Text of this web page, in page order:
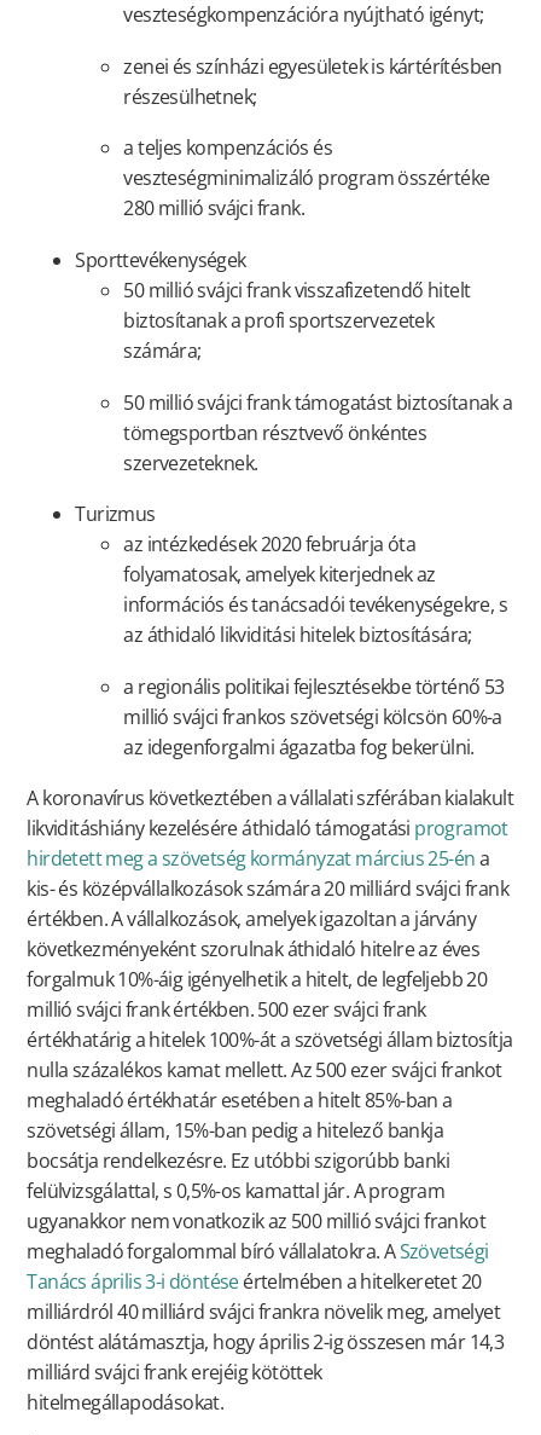
veszteségkompenzációra nyújtható igényt;
zenei és színházi egyesületek is kártérítésben
részesülhetnek;
a teljes kompenzációs és
veszteségminimalizáló program összértéke
280 millió svájci frank.
Sporttevékenységek
50 millió svájci frank visszafizetendő hitelt
biztosítanak a profi sportszervezetek
számára;
50 millió svájci frank támogatást biztosítanak a
tömegsportban résztvevő önkéntes
szervezeteknek.
Turizmus
az intézkedések 2020 februárja óta
folyamatosak, amelyek kiterjednek az
információs és tanácsadói tevékenységekre, s
az áthidaló likviditási hitelek biztosítására;
a regionális politikai fejlesztésekbe történő 53
millió svájci frankos szövetségi kölcsön 60%-a
az idegenforgalmi ágazatba fog bekerülni.
A koronavírus következtében a vállalati szférában kialakult
likviditáshiány kezelésére áthidaló támogatási programot
hirdetett meg a szövetség kormányzat március 25-éna
kis- és középvállalkozások számára 20 milliárd svájci frank
értékben. A vállalkozások, amelyek igazoltan a járvány
következményeként szorulnak áthidaló hitelre az éves
forgalmuk 10%-áig igényelhetik a hitelt, de legfeljebb 20
millió svájci frank értékben. 500 ezer svájci frank
értékhatárig a hitelek 100%-át a szövetségi állam biztosítja
nulla százalékos kamat mellett. Az 500 ezer svájci frankot
meghaladó értékhatár esetében a hitelt 85%-ban a
szövetségi állam, 15%-ban pedig a hitelező bankja
bocsátja rendelkezésre. Ez utóbbi szigorúbb banki
felülvizsgálattal, s 0,5%-os kamattal jár. A program
ugyanakkor nem vonatkozik az 500 millió svájci frankot
meghaladó forgalommal bíró vállalatokra. ASzövetségi
Tanács április 3-i döntéseértelmében a hitelkeretet 20
milliárdról 40 milliárd svájci frankra növelik meg, amelyet
döntést alátámasztja, hogy április 2-ig összesen már 14,3
milliárd svájci frank erejéig kötöttek
hitelmegállapodásokat.